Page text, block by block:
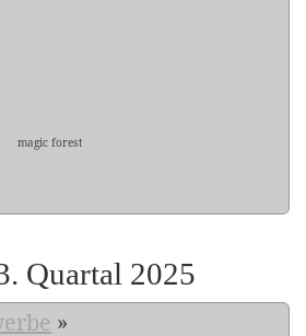
magic forest
Quartal 2025
»